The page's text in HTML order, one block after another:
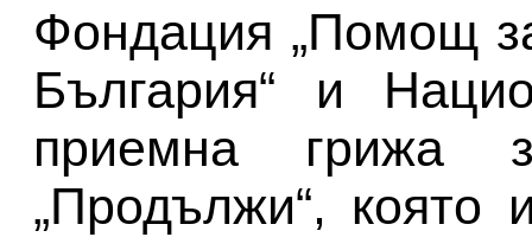
Фондация „Помощ
България“ и
приемна грижа
„Продължи“, която